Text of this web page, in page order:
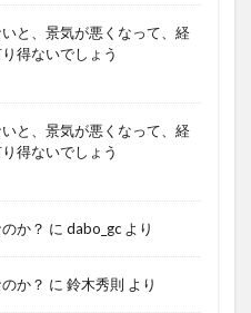
と、景気が悪くなって、経
得ないでしょう
と、景気が悪くなって、経
得ないでしょう
か？ に dabo_gc より
か？ に 鈴木秀則 より